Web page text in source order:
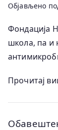
Објављено
Фондација
школа, па и
Прочитај